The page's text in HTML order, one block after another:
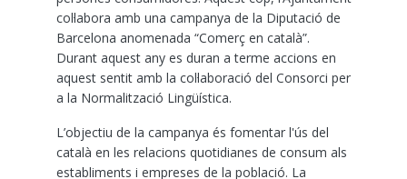
col·labora amb una campanya de la Diputació de
Barcelona anomenada “Comerç en català”.
Durant aquest any es duran a terme accions en
aquest sentit amb la col·laboració del Consorci per
a la Normalització Lingüística.
L’objectiu de la campanya és fomentar l'ús del
català en les relacions quotidianes de consum als
establiments i empreses de la població. La